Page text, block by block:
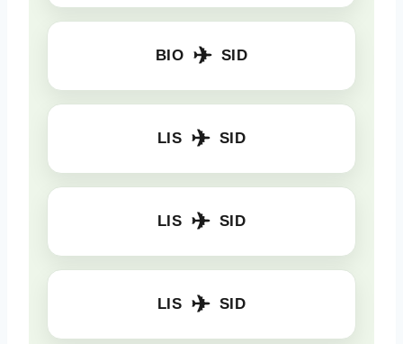
BIO ✈ SID
LIS ✈ SID
LIS ✈ SID
LIS ✈ SID